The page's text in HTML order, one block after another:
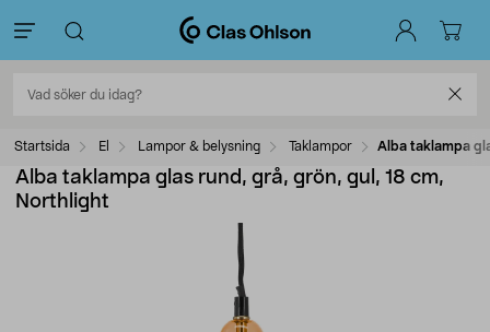
Startsida El Lampor & belysning Taklampor Alba taklampa
Alba taklampa glas rund, grå, grön, gul, 18 cm,
Northlight